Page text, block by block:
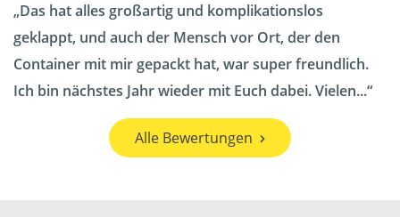
Das hat alles großartig und komplikationslos
geklappt, und auch der Mensch vor Ort, der den
Container mit mir gepackt hat, war super freundlich.
Ich bin nächstes Jahr wieder mit Euch dabei. Vielen...
Alle Bewertungen